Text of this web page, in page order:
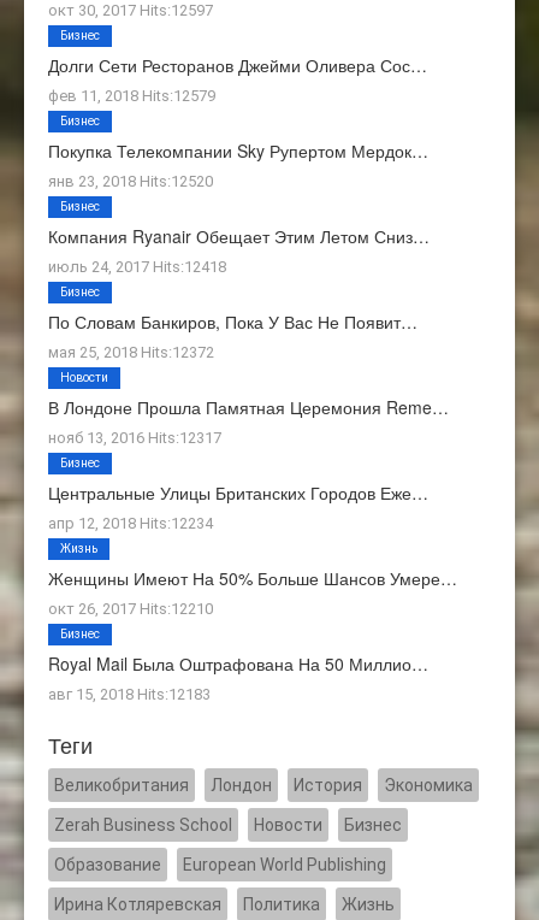
окт 30, 2017 Hits:12597
Долги Сети Ресторанов Джейми Оливера Сос…
фев 11, 2018 Hits:12579
Бизнес
Покупка Телекомпании Sky Рупертом Мердок…
янв 23, 2018 Hits:12520
Бизнес
Компания Ryanair Обещает Этим Летом Сниз…
июль 24, 2017 Hits:12418
Бизнес
По Словам Банкиров, Пока У Вас Не Появит…
мая 25, 2018 Hits:12372
Бизнес
В Лондоне Прошла Памятная Церемония Reme…
нояб 13, 2016 Hits:12317
Новости
Центральные Улицы Британских Городов Еже…
апр 12, 2018 Hits:12234
Бизнес
Женщины Имеют На 50% Больше Шансов Умере…
окт 26, 2017 Hits:12210
Жизнь
Royal Mail Была Оштрафована На 50 Миллио…
авг 15, 2018 Hits:12183
Бизнес
Теги
Великобритания Лондон История Экономика
Zerah Business School Новости Бизнес
Образование European World Publishing
Ирина Котляревская Политика Жизнь